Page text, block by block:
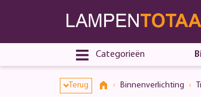
Categorieën
Terug Binnenverlichting